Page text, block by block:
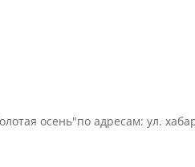
осень"по адресам: ул.